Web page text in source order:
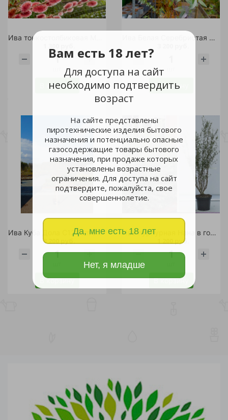
Вам есть 18 лет?
Для доступа на сайт
необходимо подтвердить
возраст
На сайте представлены
пиротехнические изделия бытового
назначения и потенциально опасные
газосодержащие товары бытового
назначения, при продаже которых
установлены возрастные
ограничения. Для доступа на сайт
подтвердите, пожалуйста, свое
совершеннолетие.
Да, мне есть 18 лет
Нет, я младше
В корзину
Ива Белая Серебристая С12 1шт
В корзину
Ива Куба Дола С12 1шт/Salix Kuba Dola
3 200 руб.
В корзину
Ива пурпурная Нана в горшке 5 л, 1шт
1 200 руб.
В корзину